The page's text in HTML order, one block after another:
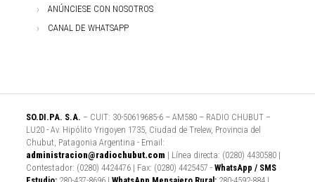
ANÚNCIESE CON NOSOTROS
CANAL DE WHATSAPP
SO.DI.PA. S.A. – CUIT: 30-50619685-6 – AM580 – RADIO CHUBUT –
LU20 - Av. Hipólito Yrigoyen 1735, Ciudad de Trelew, Provincia del
Chubut, Patagonia Argentina - Email:
administracion@radiochubut.com | Línea directa: (0280) 4430580 |
Contestador: (0280) 4424476 | Fax: (0280) 4425457 - WhatsApp / SMS